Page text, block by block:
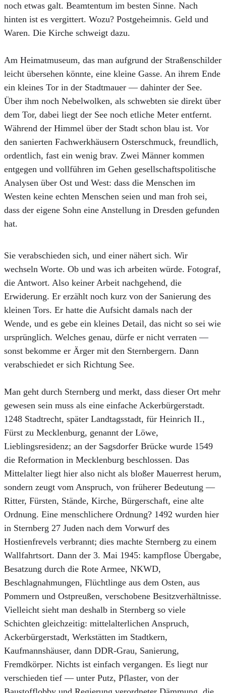
noch etwas galt. Beamtentum im besten Sinne. Nach
hinten ist es vergittert. Wozu? Postgeheimnis. Geld und
Waren. Die Kirche schweigt dazu.
Am Heimatmuseum, das man aufgrund der Straßenschilder
leicht übersehen könnte, eine kleine Gasse. An ihrem Ende
ein kleines Tor in der Stadtmauer — dahinter der See.
Über ihm noch Nebelwolken, als schwebten sie direkt über
dem Tor, dabei liegt der See noch etliche Meter entfernt.
Während der Himmel über der Stadt schon blau ist. Vor
den sanierten Fachwerkhäusern Osterschmuck, freundlich,
ordentlich, fast ein wenig brav. Zwei Männer kommen
entgegen und vollführen im Gehen gesellschaftspolitische
Analysen über Ost und West: dass die Menschen im
Westen keine echten Menschen seien und man froh sei,
dass der eigene Sohn eine Anstellung in Dresden gefunden
hat.
Sie verabschieden sich, und einer nähert sich. Wir
wechseln Worte. Ob und was ich arbeiten würde. Fotograf,
die Antwort. Also keiner Arbeit nachgehend, die
Erwiderung. Er erzählt noch kurz von der Sanierung des
kleinen Tors. Er hatte die Aufsicht damals nach der
Wende, und es gebe ein kleines Detail, das nicht so sei wie
ursprünglich. Welches genau, dürfe er nicht verraten —
sonst bekomme er Ärger mit den Sternbergern. Dann
verabschiedet er sich Richtung See.
Man geht durch Sternberg und merkt, dass dieser Ort mehr
gewesen sein muss als eine einfache Ackerbürgerstadt.
1248 Stadtrecht, später Landtagsstadt, für Heinrich II.,
Fürst zu Mecklenburg, genannt der Löwe,
Lieblingsresidenz; an der Sagsdorfer Brücke wurde 1549
die Reformation in Mecklenburg beschlossen. Das
Mittelalter liegt hier also nicht als bloßer Mauerrest herum,
sondern zeugt vom Anspruch, von früherer Bedeutung —
Ritter, Fürsten, Stände, Kirche, Bürgerschaft, eine alte
Ordnung. Eine menschlichere Ordnung? 1492 wurden hier
in Sternberg 27 Juden nach dem Vorwurf des
Hostienfrevels verbrannt; dies machte Sternberg zu einem
Wallfahrtsort. Dann der 3. Mai 1945: kampflose Übergabe,
Besatzung durch die Rote Armee, NKWD,
Beschlagnahmungen, Flüchtlinge aus dem Osten, aus
Pommern und Ostpreußen, verschobene Besitzverhältnisse.
Vielleicht sieht man deshalb in Sternberg so viele
Schichten gleichzeitig: mittelalterlichen Anspruch,
Ackerbürgerstadt, Werkstätten im Stadtkern,
Kaufmannshäuser, dann DDR-Grau, Sanierung,
Fremdkörper. Nichts ist einfach vergangen. Es liegt nur
verschieden tief — unter Putz, Pflaster, von der